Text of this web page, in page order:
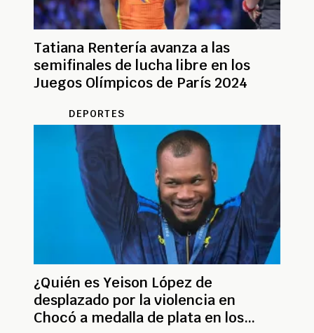
Tatiana Rentería avanza a las
semifinales de lucha libre en los
Juegos Olímpicos de París 2024
DEPORTES
¿Quién es Yeison López de
desplazado por la violencia en
Chocó a medalla de plata en los